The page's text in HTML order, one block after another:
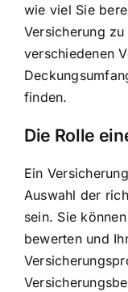
wie viel Sie
Versicherung
verschiedenen
finden.
Die Rolle
Ein
Auswahl der
sein. Sie
bewerten und